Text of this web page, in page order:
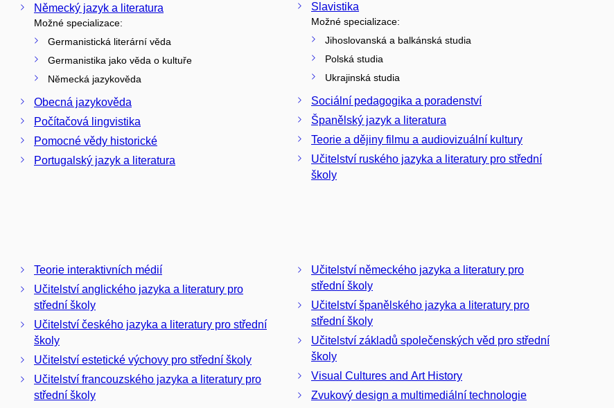
Německý jazyk a literatura
Možné specializace:
Germanistická literární věda
Germanistika jako věda o kultuře
Německá jazykověda
Obecná jazykověda
Počítačová lingvistika
Pomocné vědy historické
Portugalský jazyk a literatura
Slavistika
Možné specializace:
Jihoslovanská a balkánská studia
Polská studia
Ukrajinská studia
Sociální pedagogika a poradenství
Španělský jazyk a literatura
Teorie a dějiny filmu a audiovizuální kultury
Učitelství ruského jazyka a literatury pro střední
školy
Teorie interaktivních médií
Učitelství anglického jazyka a literatury pro
střední školy
Učitelství českého jazyka a literatury pro střední
školy
Učitelství estetické výchovy pro střední školy
Učitelství francouzského jazyka a literatury pro
střední školy
Učitelství německého jazyka a literatury pro
střední školy
Učitelství španělského jazyka a literatury pro
střední školy
Učitelství základů společenských věd pro střední
školy
Visual Cultures and Art History
Zvukový design a multimediální technologie